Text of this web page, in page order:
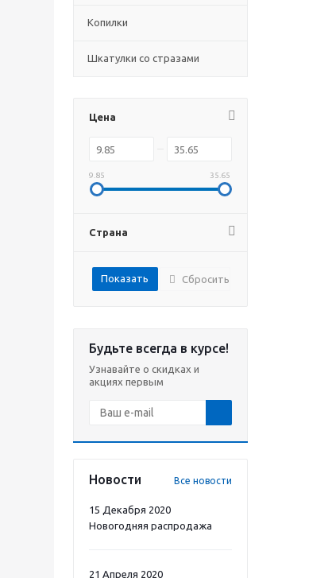
Копилки
Шкатулки со стразами
Цена
9.85 35.65
Страна
Сбросить
Будьте всегда в курсе!
Узнавайте о скидках и
акциях первым
Новости Все новости
15 Декабря 2020
Новогодняя распродажа
21 Апреля 2020